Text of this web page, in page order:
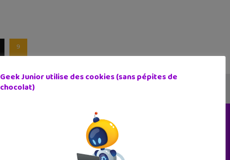
9
Geek Junior utilise des cookies (sans pépites de
chocolat)